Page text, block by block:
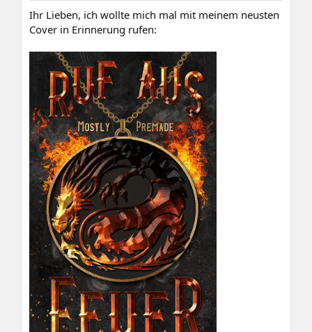
Ihr Lieben, ich wollte mich mal mit meinem neusten
Cover in Erinnerung rufen: